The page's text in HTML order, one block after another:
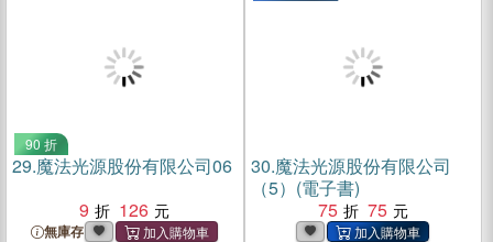
90 折
29.魔法光源股份有限公司06
9
126
無庫存
30.魔法光源股份有限公司
（5）(電子書)
75
75